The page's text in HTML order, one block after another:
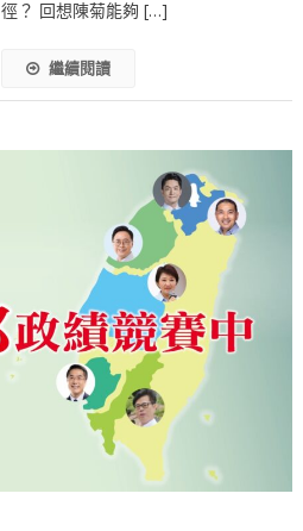
徑？ 回想陳菊能夠 […]
繼續閱讀